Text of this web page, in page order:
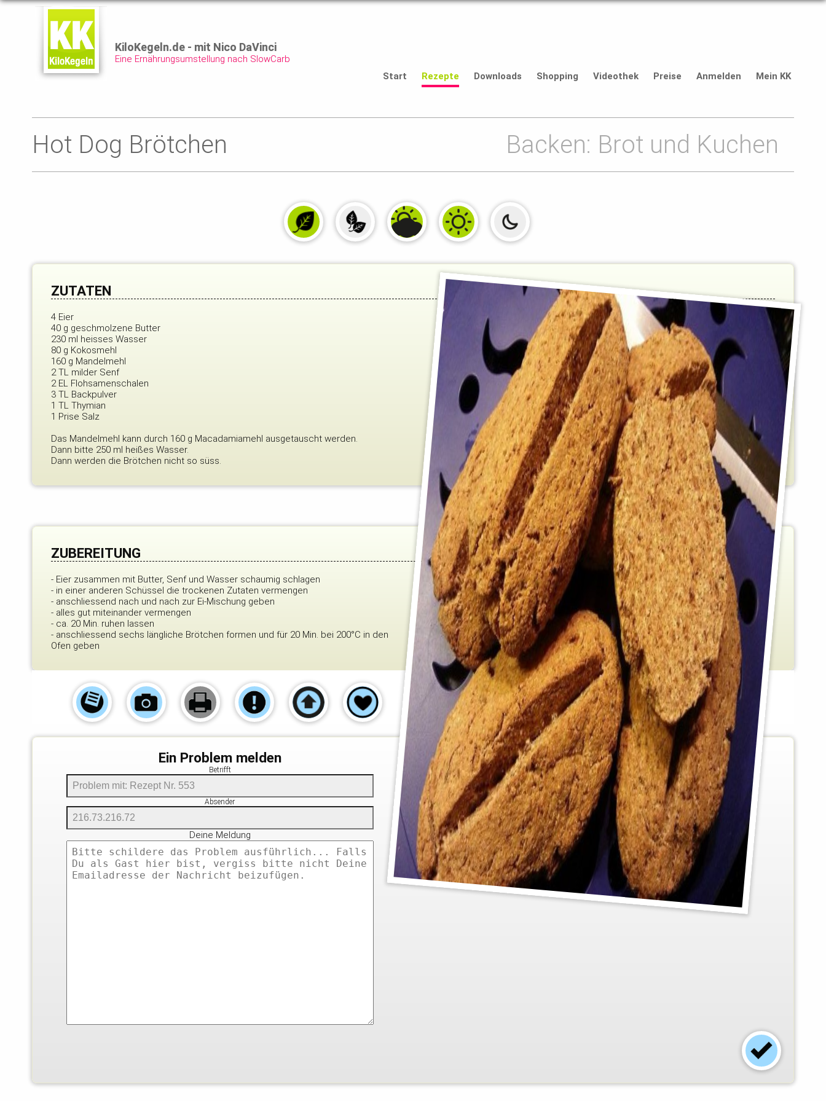
KiloKegeln.de - mit Nico DaVinci
Eine Ernährungsumstellung nach SlowCarb
Start
Rezepte Downloads Shopping Videothek Preise Anmelden Mein KK
Hot Dog Brötchen Backen: Brot und Kuchen
ZUTATEN
4 Eier
40 g geschmolzene Butter
230 ml heisses Wasser
80 g Kokosmehl
160 g Mandelmehl
2 TL milder Senf
2 EL Flohsamenschalen
3 TL Backpulver
1 TL Thymian
1 Prise Salz
Das Mandelmehl kann durch 160 g Macadamiamehl ausgetauscht werden.
Dann bitte 250 ml heißes Wasser.
Dann werden die Brötchen nicht so süss.
ZUBEREITUNG
- Eier zusammen mit Butter, Senf und Wasser schaumig schlagen
- in einer anderen Schüssel die trockenen Zutaten vermengen
- anschliessend nach und nach zur Ei-Mischung geben
- alles gut miteinander vermengen
- ca. 20 Min. ruhen lassen
- anschliessend sechs längliche Brötchen formen und für 20 Min. bei 200°C in den
Ofen geben
Ein Problem melden
Betrifft
Absender
Deine Meldung